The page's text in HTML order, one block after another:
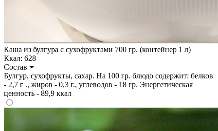
Каша из булгура с сухофруктами 700 гр. (контейнер 1 л)
Ккал: 628
Состав
Булгур, сухофрукты, сахар. На 100 гр. блюдо содержит: белков
- 2,7 г ., жиров - 0,3 г., углеводов - 18 гр. Энергетическая
ценность - 89,9 ккал